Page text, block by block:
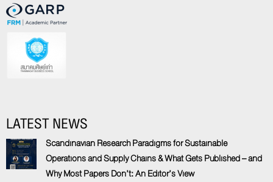
LATEST NEWS
Scandinavian Research Paradigms for Sustainable
Operations and Supply Chains & What Gets Published – and
Why Most Papers Don’t: An Editor’s View